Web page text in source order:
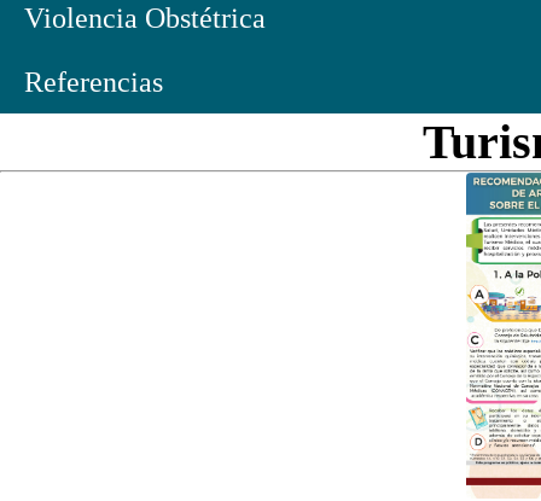
Violencia Obstétrica
Referencias